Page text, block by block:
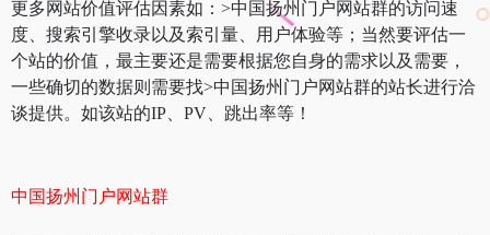
更多网站价值评估因素如：>中国扬州门户网站群的访问速
度、搜索引擎收录以及索引量、用户体验等；当然要评估一
个站的价值，最主要还是需要根据您自身的需求以及需要，
一些确切的数据则需要找>中国扬州门户网站群的站长进行洽
谈提供。如该站的IP、PV、跳出率等！
中国扬州门户网站群